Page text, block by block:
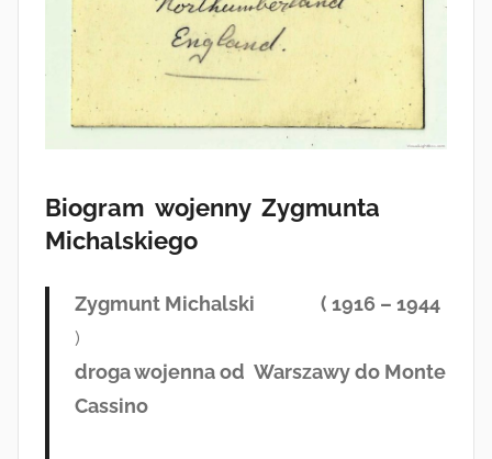
Biogram wojenny Zygmunta
Michalskiego
Zygmunt Michalski ( 1916 – 1944
)
droga wojenna od Warszawy do Monte
Cassino